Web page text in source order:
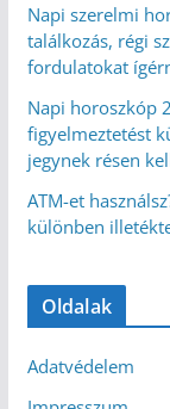
Napi szerelmi
találkozás, régi
fordulatokat
Napi horoszkóp
figyelmeztetést
jegynek résen
ATM-et
különben
Oldalak
Adatvédelem